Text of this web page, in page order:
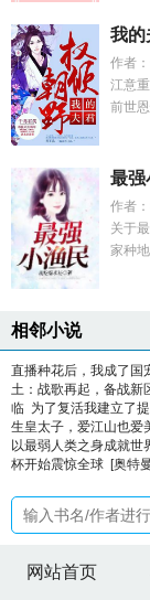
我的
作者
江意
前世
最强
作者
关于
家种
相邻小说
直播种花后，我成了国
土：战歌再起，备战新
临 为了复活我建立了
生皇太子，爱江山也爱
以最弱人类之身成就世
杯开始震惊全球 [奥特
网站首页